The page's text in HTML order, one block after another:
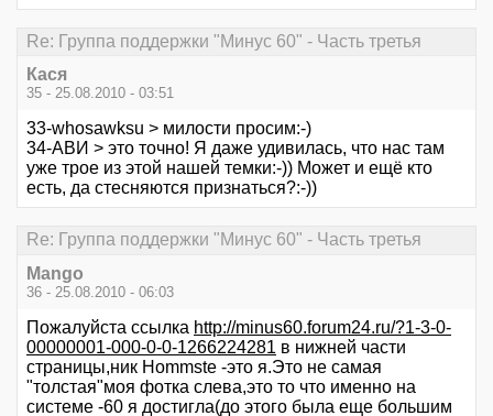
Re: Группа поддержки "Минус 60" - Часть третья
Кася
35 - 25.08.2010 - 03:51
33-whosawksu > милости просим:-)
34-АВИ > это точно! Я даже удивилась, что нас там
уже трое из этой нашей темки:-)) Может и ещё кто
есть, да стесняются признаться?:-))
Re: Группа поддержки "Минус 60" - Часть третья
Mango
36 - 25.08.2010 - 06:03
Пожалуйста ссылка http://minus60.forum24.ru/?1-3-0-
00000001-000-0-0-1266224281 в нижней части
страницы,ник Hommste -это я.Это не самая
"толстая"моя фотка слева,это то что именно на
системе -60 я достигла(до этого была еще большим